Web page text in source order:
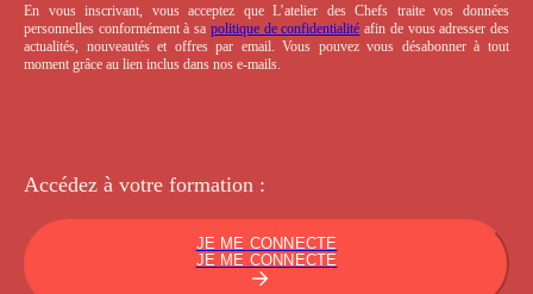
En vous inscrivant, vous acceptez que L’atelier des Chefs traite vos données
personnelles conformément à sa politique de confidentialité afin de vous adresser des
actualités, nouveautés et offres par email. Vous pouvez vous désabonner à tout
moment grâce au lien inclus dans nos e-mails.
Accédez à votre formation :
JE ME CONNECTE
JE ME CONNECTE